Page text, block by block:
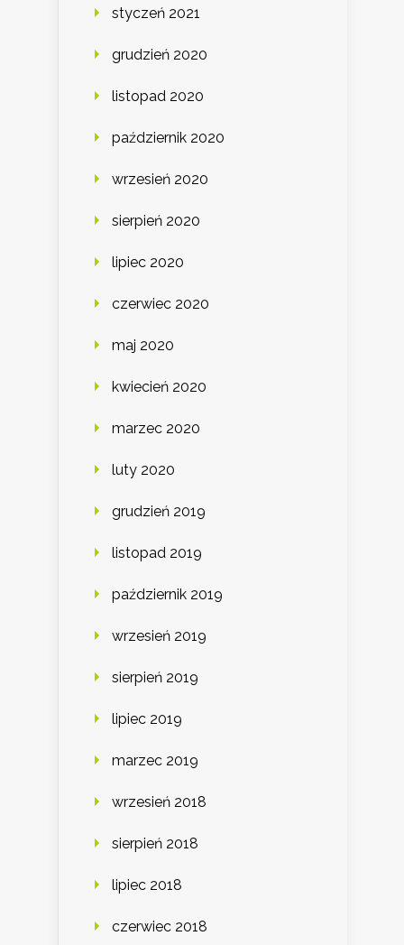
styczeń 2021
grudzień 2020
listopad 2020
październik 2020
wrzesień 2020
sierpień 2020
lipiec 2020
czerwiec 2020
maj 2020
kwiecień 2020
marzec 2020
luty 2020
grudzień 2019
listopad 2019
październik 2019
wrzesień 2019
sierpień 2019
lipiec 2019
marzec 2019
wrzesień 2018
sierpień 2018
lipiec 2018
czerwiec 2018